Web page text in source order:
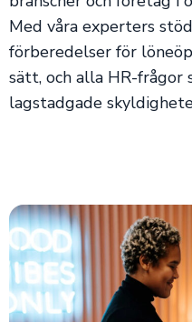
Med våra experters
förberedelser för
sätt, och alla HR-frågor
lagstadgade